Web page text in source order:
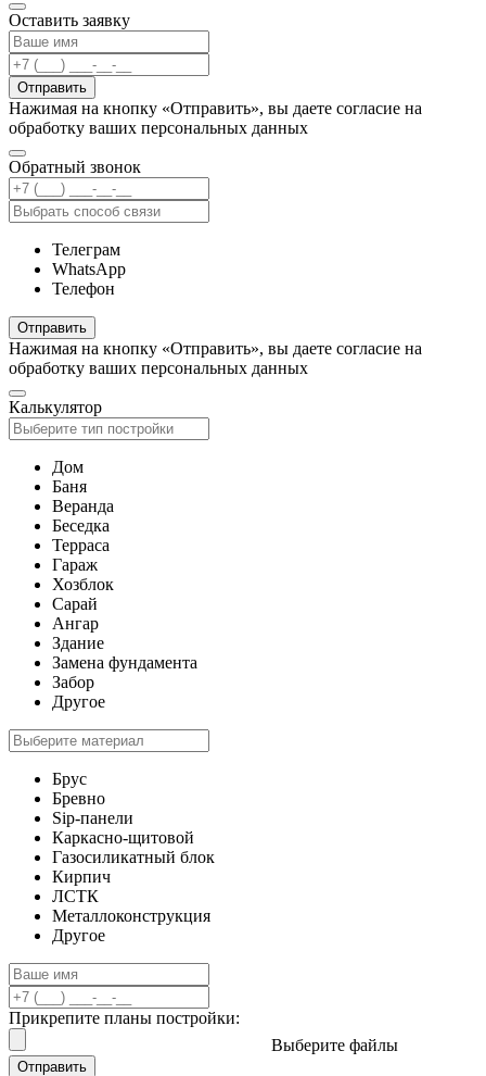
Оставить заявку
Отправить
Нажимая на кнопку «Отправить», вы даете согласие на
обработку ваших персональных данных
Обратный звонок
Телеграм
WhatsApp
Телефон
Отправить
Нажимая на кнопку «Отправить», вы даете согласие на
обработку ваших персональных данных
Калькулятор
Дом
Баня
Веранда
Беседка
Терраса
Гараж
Хозблок
Сарай
Ангар
Здание
Замена фундамента
Забор
Другое
Брус
Бревно
Sip-панели
Каркасно-щитовой
Газосиликатный блок
Кирпич
ЛСТК
Металлоконструкция
Другое
Прикрепите планы постройки:
Выберите файлы
Отправить